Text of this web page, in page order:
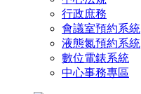
行政庶務
會議室預約系統
液態氮預約系統
數位電錶系統
中心事務專區